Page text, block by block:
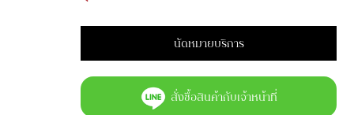
นัดหมายบริการ
สั่งซื้อสินค้ากับเจ้าหน้าที่